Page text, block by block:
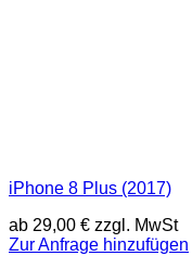
iPhone 8 Plus (2017)
ab 29,00 € zzgl. MwSt
Zur Anfrage hinzufügen